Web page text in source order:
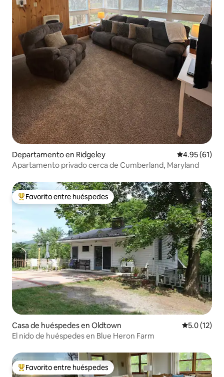
Departamento en Ridgeley Calificación
4.95 (61)
Apartamento privado cerca de Cumberland, Maryland
De los mejores en Favorito entre huéspedes
Favorito entre huéspedes
Casa de huéspedes en Oldtown Calificación
5.0 (12)
El nido de huéspedes en Blue Heron Farm
De los mejores en Favorito entre huéspedes
Favorito entre huéspedes